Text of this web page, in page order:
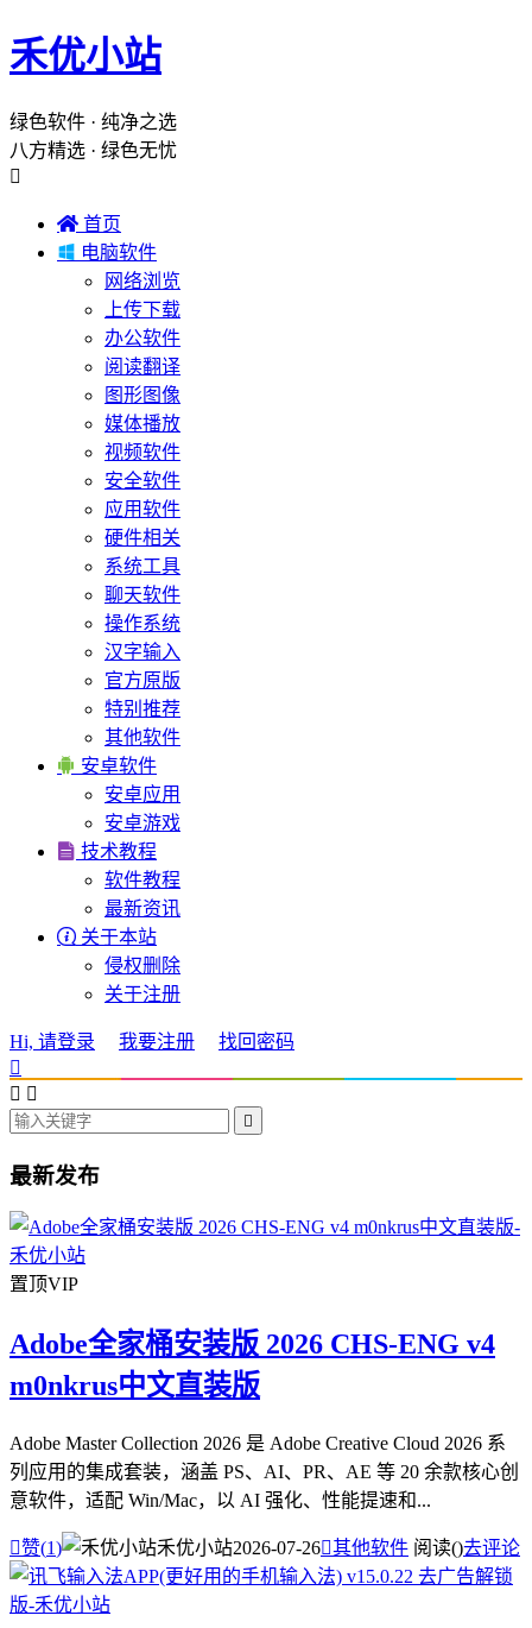
禾优小站
绿色软件 · 纯净之选
八方精选 · 绿色无忧

 首页
 电脑软件
网络浏览
上传下载
办公软件
阅读翻译
图形图像
媒体播放
视频软件
安全软件
应用软件
硬件相关
系统工具
聊天软件
操作系统
汉字输入
官方原版
特别推荐
其他软件
 安卓软件
安卓应用
安卓游戏
 技术教程
软件教程
最新资讯
 关于本站
侵权删除
关于注册
Hi, 请登录 我要注册
找回密码

 

最新发布
置顶VIP
Adobe全家桶安装版 2026 CHS-ENG v4
m0nkrus中文直装版
Adobe Master Collection 2026 是 Adobe Creative Cloud 2026 系
列应用的集成套装，涵盖 PS、AI、PR、AE 等 20 余款核心创
意软件，适配 Win/Mac，以 AI 强化、性能提速和...
赞(1) 禾优小站2026-07-26其他软件 阅读()去评论